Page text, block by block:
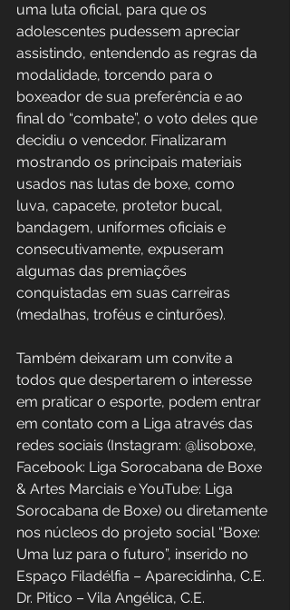
uma luta oficial, para que os
adolescentes pudessem apreciar
assistindo, entendendo as regras da
modalidade, torcendo para o
boxeador de sua preferência e ao
final do “combate”, o voto deles que
decidiu o vencedor. Finalizaram
mostrando os principais materiais
usados nas lutas de boxe, como
luva, capacete, protetor bucal,
bandagem, uniformes oficiais e
consecutivamente, expuseram
algumas das premiações
conquistadas em suas carreiras
(medalhas, troféus e cinturões).
Também deixaram um convite a
todos que despertarem o interesse
em praticar o esporte, podem entrar
em contato com a Liga através das
redes sociais (Instagram: @lisoboxe,
Facebook: Liga Sorocabana de Boxe
& Artes Marciais e YouTube: Liga
Sorocabana de Boxe) ou diretamente
nos núcleos do projeto social “Boxe:
Uma luz para o futuro”, inserido no
Espaço Filadélfia – Aparecidinha, C.E.
Dr. Pitico – Vila Angélica, C.E.